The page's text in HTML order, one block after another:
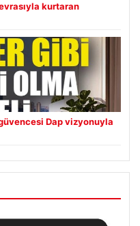
kurtaran
Dap vizyonuyla